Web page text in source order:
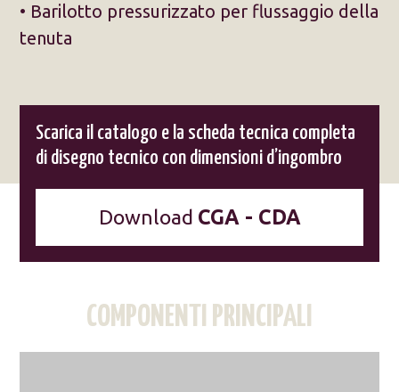
• Barilotto pressurizzato per flussaggio della
tenuta
Scarica il catalogo e la scheda tecnica completa
di disegno tecnico con dimensioni d’ingombro
Download CGA - CDA
COMPONENTI PRINCIPALI